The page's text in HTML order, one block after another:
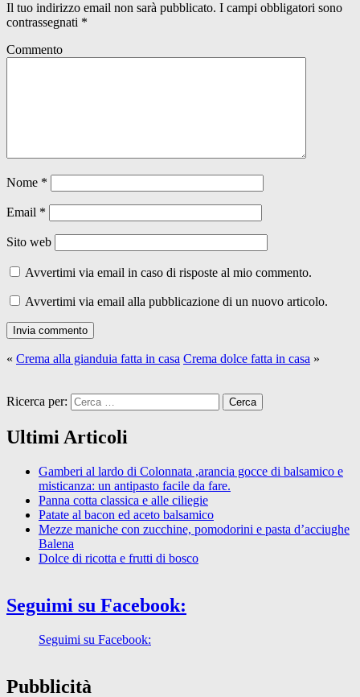
Il tuo indirizzo email non sarà pubblicato. I campi obbligatori sono
contrassegnati *
Commento
Nome *
Email *
Sito web
Avvertimi via email in caso di risposte al mio commento.
Avvertimi via email alla pubblicazione di un nuovo articolo.
« Crema alla gianduia fatta in casa Crema dolce fatta in casa »
Ricerca per:
Ultimi Articoli
Gamberi al lardo di Colonnata ,arancia gocce di balsamico e
misticanza: un antipasto facile da fare.
Panna cotta classica e alle ciliegie
Patate al bacon ed aceto balsamico
Mezze maniche con zucchine, pomodorini e pasta d’acciughe
Balena
Dolce di ricotta e frutti di bosco
Seguimi su Facebook:
Seguimi su Facebook:
Pubblicità